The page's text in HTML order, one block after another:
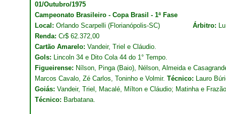
01/Outubro/1975
Campeonato Brasileiro - Copa Brasil - 1ª Fase
Local: Orlando Scarpelli (Florianópolis-SC) Árbitro:
Renda: Cr$ 62.372,00
Cartão Amarelo: Vandeir, Triel e Cláudio.
Gols: Lincoln 34 e Dito Cola 44 do 1° Tempo.
Figueirense: Nílson, Pinga (Baio), Nélson, Almeida e
Marcos Cavalo, Zé Carlos, Toninho e Volmir. Técnico: Lauro
Goiás: Vandeir, Triel, Macalé, Mílton e Cláudio; Matinha e
Técnico: Barbatana.